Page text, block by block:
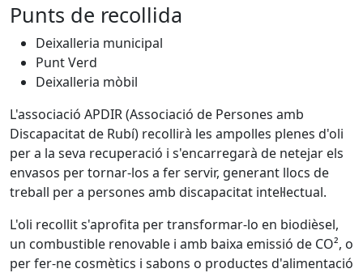
Punts de recollida
Deixalleria municipal
Punt Verd
Deixalleria mòbil
L'associació APDIR (Associació de Persones amb
Discapacitat de Rubí) recollirà les ampolles plenes d'oli
per a la seva recuperació i s'encarregarà de netejar els
envasos per tornar-los a fer servir, generant llocs de
treball per a persones amb discapacitat intel·lectual.
L'oli recollit s'aprofita per transformar-lo en biodièsel,
un combustible renovable i amb baixa emissió de CO², o
per fer-ne cosmètics i sabons o productes d'alimentació